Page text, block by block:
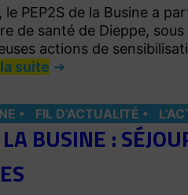
PEP2S de la Busine a
de santé de Dieppe, sous
actions de
suite
FIL D’ACTUALITÉ
BUSINE :